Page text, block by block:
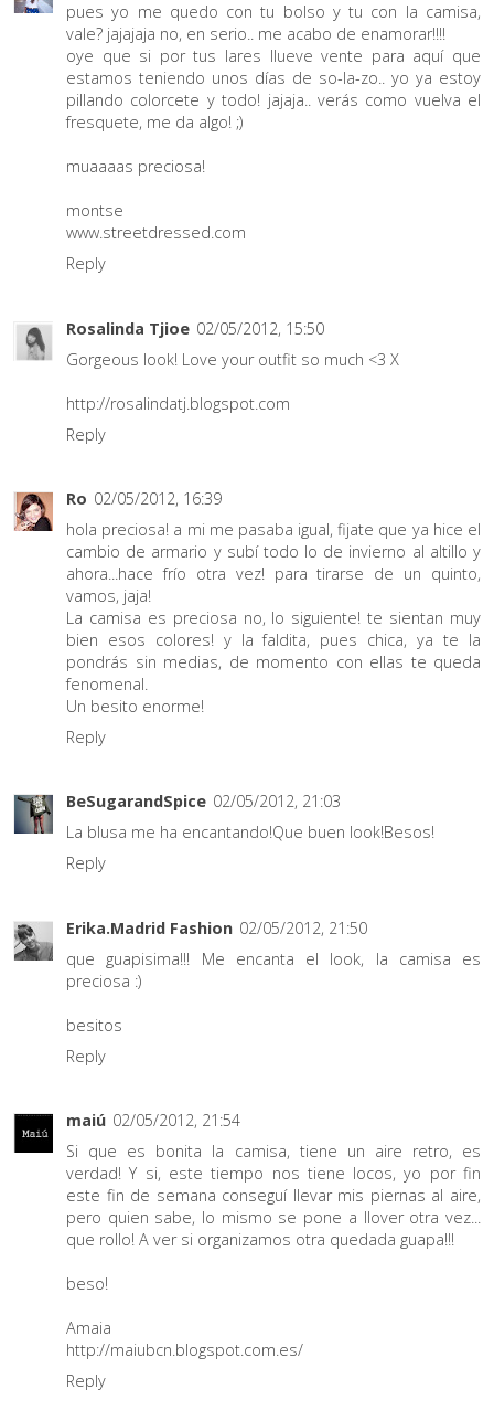
pues yo me quedo con tu bolso y tu con la camisa,
vale? jajajaja no, en serio.. me acabo de enamorar!!!!
oye que si por tus lares llueve vente para aquí que
estamos teniendo unos días de so-la-zo.. yo ya estoy
pillando colorcete y todo! jajaja.. verás como vuelva el
fresquete, me da algo! ;)
muaaaas preciosa!
montse
www.streetdressed.com
Reply
Rosalinda Tjioe 02/05/2012, 15:50
Gorgeous look! Love your outfit so much <3 X
http://rosalindatj.blogspot.com
Reply
Ro 02/05/2012, 16:39
hola preciosa! a mi me pasaba igual, fijate que ya hice el
cambio de armario y subí todo lo de invierno al altillo y
ahora...hace frío otra vez! para tirarse de un quinto,
vamos, jaja!
La camisa es preciosa no, lo siguiente! te sientan muy
bien esos colores! y la faldita, pues chica, ya te la
pondrás sin medias, de momento con ellas te queda
fenomenal.
Un besito enorme!
Reply
BeSugarandSpice 02/05/2012, 21:03
La blusa me ha encantando!Que buen look!Besos!
Reply
Erika.Madrid Fashion 02/05/2012, 21:50
que guapisima!!! Me encanta el look, la camisa es
preciosa :)
besitos
Reply
maiú 02/05/2012, 21:54
Si que es bonita la camisa, tiene un aire retro, es
verdad! Y si, este tiempo nos tiene locos, yo por fin
este fin de semana conseguí llevar mis piernas al aire,
pero quien sabe, lo mismo se pone a llover otra vez...
que rollo! A ver si organizamos otra quedada guapa!!!
beso!
Amaia
http://maiubcn.blogspot.com.es/
Reply